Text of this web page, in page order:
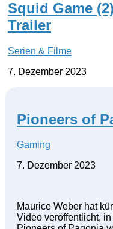
Squid Game
Trailer
Serien & Filme
7. Dezember 2023
Pioneers of
Gaming
7. Dezember 2023
Maurice Weber hat
Video veröffentlicht,